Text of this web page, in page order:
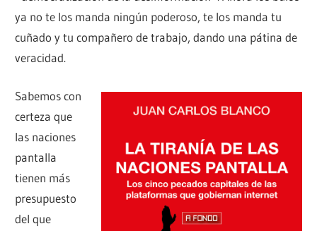
ya no te los manda ningún poderoso, te los manda tu
cuñado y tu compañero de trabajo, dando una pátina de
veracidad.
Sabemos con
certeza que
las naciones
pantalla
tienen más
presupuesto
del que